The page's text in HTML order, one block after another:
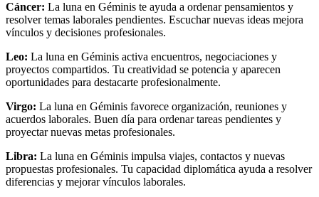
Cáncer: La luna en Géminis te ayuda a ordenar pensamientos y
resolver temas laborales pendientes. Escuchar nuevas ideas mejora
vínculos y decisiones profesionales.
Leo: La luna en Géminis activa encuentros, negociaciones y
proyectos compartidos. Tu creatividad se potencia y aparecen
oportunidades para destacarte profesionalmente.
Virgo: La luna en Géminis favorece organización, reuniones y
acuerdos laborales. Buen día para ordenar tareas pendientes y
proyectar nuevas metas profesionales.
Libra: La luna en Géminis impulsa viajes, contactos y nuevas
propuestas profesionales. Tu capacidad diplomática ayuda a resolver
diferencias y mejorar vínculos laborales.